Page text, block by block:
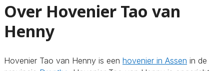
Over Hovenier Tao van
Henny
Hovenier Tao van Henny is een hovenier in Assen in de